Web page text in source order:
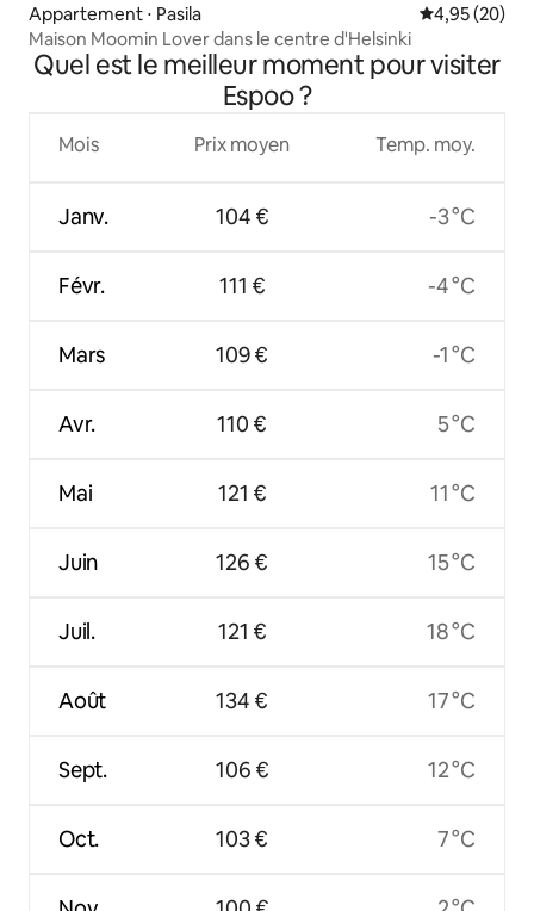
Appartement ⋅ Pasila Évaluation
4,95 (20)
Maison Moomin Lover dans le centre d'Helsinki
Quel est le meilleur moment pour visiter
Espoo ?
Mois
Janv.
Févr.
Mars
Avr.
Mai
Juin
Juil.
Août
Sept.
Oct.
Prix moyen
104 €
111 €
109 €
110 €
121 €
126 €
121 €
134 €
106 €
103 €
Temp. moy.
-3 °C
-4 °C
-1 °C
5 °C
11 °C
15 °C
18 °C
17 °C
12 °C
7 °C